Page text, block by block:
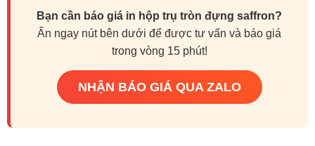
Bạn cần báo giá in hộp trụ tròn đựng saffron?
Ấn ngay nút bên dưới để được tư vấn và báo giá
trong vòng 15 phút!
NHẬN BÁO GIÁ QUA ZALO